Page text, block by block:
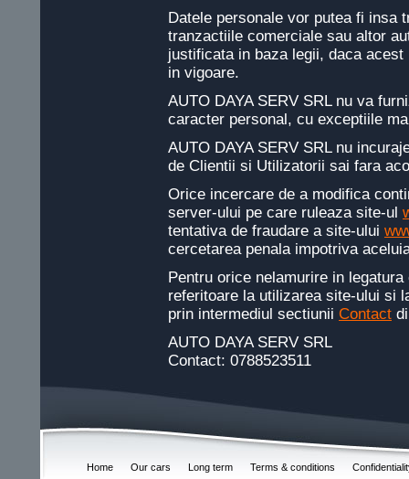
Datele personale vor putea fi insa
tranzactiile comerciale sau altor
justificata in baza legii, daca
in vigoare.
AUTO DAYA SERV SRL nu va
caracter personal, cu exceptiile
AUTO DAYA SERV SRL nu
de Clientii si Utilizatorii sai fara
Orice incercare de a modifica
server-ului pe care ruleaza site-ul
tentativa de fraudare a site-ului
cercetarea penala impotriva
Pentru orice nelamurire in
referitoare la utilizarea site-ului si
prin intermediul sectiunii Contact
AUTO DAYA SERV SRL
Contact: 0788523511
Home Our cars Long term Terms & conditions